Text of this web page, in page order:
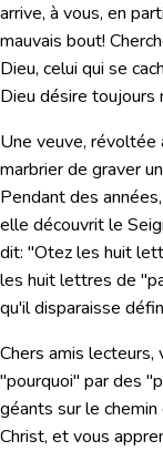
arrive, à vous, en
mauvais bout!
Dieu, celui qui se
Dieu désire toujours
Une veuve, révoltée
marbrier de graver
Pendant des
elle découvrit le
dit: "Otez les huit
les huit lettres de
qu'il disparaisse
Chers amis
"pourquoi" par des
géants sur le
Christ, et vous